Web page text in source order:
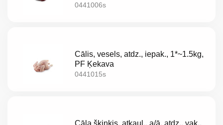
0441006s
Cālis, vesels, atdz., iepak., 1*~1.5kg,
PF Ķekava
0441015s
Cāļa šķiņķis, atkaul., a/ā, atdz., vak.,